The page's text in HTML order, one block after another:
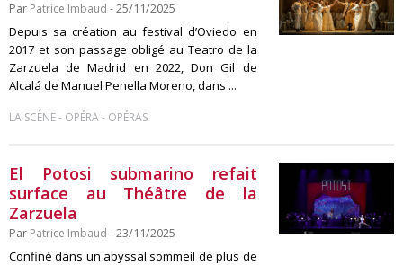
Par Patrice Imbaud - 25/11/2025
Depuis sa création au festival d’Oviedo en
2017 et son passage obligé au Teatro de la
Zarzuela de Madrid en 2022, Don Gil de
Alcalá de Manuel Penella Moreno, dans ...
LA SCÈNE- OPÉRA- OPÉRAS
El Potosi submarino refait
surface au Théâtre de la
Zarzuela
Par Patrice Imbaud - 23/11/2025
Confiné dans un abyssal sommeil de plus de